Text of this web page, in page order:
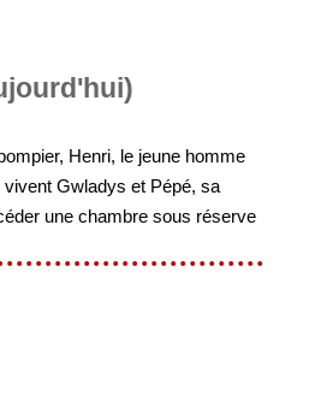
Henri, le jeune homme
Gwladys et Pépé, sa
une chambre sous réserve